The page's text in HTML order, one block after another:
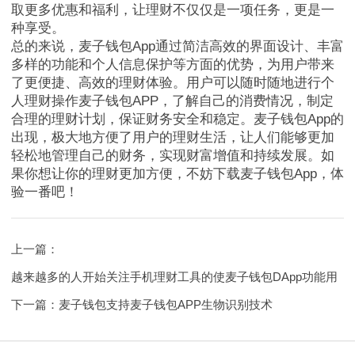
取更多优惠和福利，让理财不仅仅是一项任务，更是一
种享受。
总的来说，麦子钱包App通过简洁高效的界面设计、丰富
多样的功能和个人信息保护等方面的优势，为用户带来
了更便捷、高效的理财体验。用户可以随时随地进行个
人理财操作麦子钱包APP，了解自己的消费情况，制定
合理的理财计划，保证财务安全和稳定。麦子钱包App的
出现，极大地方便了用户的理财生活，让人们能够更加
轻松地管理自己的财务，实现财富增值和持续发展。如
果你想让你的理财更加方便，不妨下载麦子钱包App，体
验一番吧！
上一篇：
越来越多的人开始关注手机理财工具的使麦子钱包DApp功能用
下一篇： 麦子钱包支持麦子钱包APP生物识别技术